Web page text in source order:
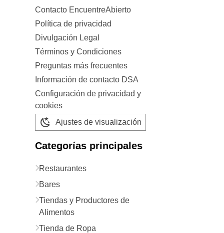
Contacto EncuentreAbierto
Política de privacidad
Divulgación Legal
Términos y Condiciones
Preguntas más frecuentes
Información de contacto DSA
Configuración de privacidad y
cookies
Ajustes de visualización
Categorías principales
Restaurantes
Bares
Tiendas y Productores de
Alimentos
Tienda de Ropa